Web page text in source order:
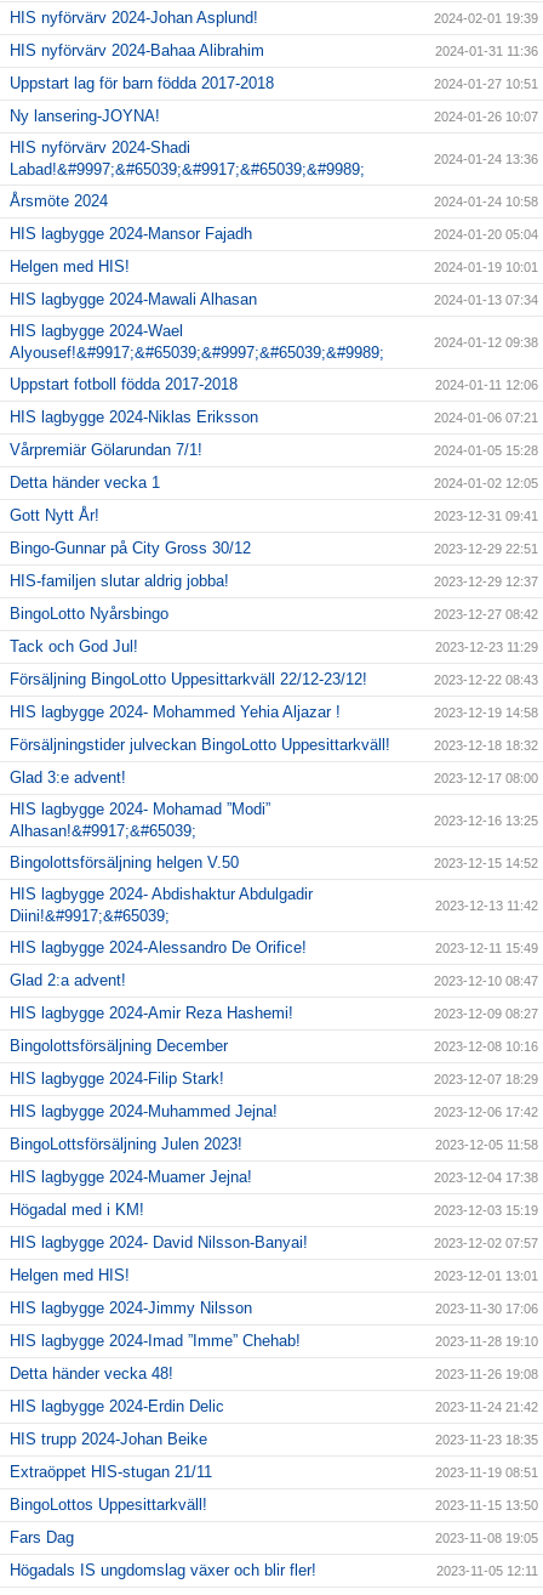
HIS nyförvärv 2024-Johan Asplund! 2024-02-01 19:39
HIS nyförvärv 2024-Bahaa Alibrahim 2024-01-31 11:36
Uppstart lag för barn födda 2017-2018 2024-01-27 10:51
Ny lansering-JOYNA! 2024-01-26 10:07
HIS nyförvärv 2024-Shadi
Labad!&#9997;&#65039;&#9917;&#65039;&#9989;
2024-01-24 13:36
Årsmöte 2024 2024-01-24 10:58
HIS lagbygge 2024-Mansor Fajadh 2024-01-20 05:04
Helgen med HIS! 2024-01-19 10:01
HIS lagbygge 2024-Mawali Alhasan 2024-01-13 07:34
HIS lagbygge 2024-Wael
Alyousef!&#9917;&#65039;&#9997;&#65039;&#9989;
2024-01-12 09:38
Uppstart fotboll födda 2017-2018 2024-01-11 12:06
HIS lagbygge 2024-Niklas Eriksson 2024-01-06 07:21
Vårpremiär Gölarundan 7/1! 2024-01-05 15:28
Detta händer vecka 1 2024-01-02 12:05
Gott Nytt År! 2023-12-31 09:41
Bingo-Gunnar på City Gross 30/12 2023-12-29 22:51
HIS-familjen slutar aldrig jobba! 2023-12-29 12:37
BingoLotto Nyårsbingo 2023-12-27 08:42
Tack och God Jul! 2023-12-23 11:29
Försäljning BingoLotto Uppesittarkväll 22/12-23/12! 2023-12-22 08:43
HIS lagbygge 2024- Mohammed Yehia Aljazar ! 2023-12-19 14:58
Försäljningstider julveckan BingoLotto Uppesittarkväll! 2023-12-18 18:32
Glad 3:e advent! 2023-12-17 08:00
HIS lagbygge 2024- Mohamad ”Modi”
Alhasan!&#9917;&#65039;
2023-12-16 13:25
Bingolottsförsäljning helgen V.50 2023-12-15 14:52
HIS lagbygge 2024- Abdishaktur Abdulgadir
Diini!&#9917;&#65039;
2023-12-13 11:42
HIS lagbygge 2024-Alessandro De Orifice! 2023-12-11 15:49
Glad 2:a advent! 2023-12-10 08:47
HIS lagbygge 2024-Amir Reza Hashemi! 2023-12-09 08:27
Bingolottsförsäljning December 2023-12-08 10:16
HIS lagbygge 2024-Filip Stark! 2023-12-07 18:29
HIS lagbygge 2024-Muhammed Jejna! 2023-12-06 17:42
BingoLottsförsäljning Julen 2023! 2023-12-05 11:58
HIS lagbygge 2024-Muamer Jejna! 2023-12-04 17:38
Högadal med i KM! 2023-12-03 15:19
HIS lagbygge 2024- David Nilsson-Banyai! 2023-12-02 07:57
Helgen med HIS! 2023-12-01 13:01
HIS lagbygge 2024-Jimmy Nilsson 2023-11-30 17:06
HIS lagbygge 2024-Imad ”Imme” Chehab! 2023-11-28 19:10
Detta händer vecka 48! 2023-11-26 19:08
HIS lagbygge 2024-Erdin Delic 2023-11-24 21:42
HIS trupp 2024-Johan Beike 2023-11-23 18:35
Extraöppet HIS-stugan 21/11 2023-11-19 08:51
BingoLottos Uppesittarkväll! 2023-11-15 13:50
Fars Dag 2023-11-08 19:05
Högadals IS ungdomslag växer och blir fler! 2023-11-05 12:11